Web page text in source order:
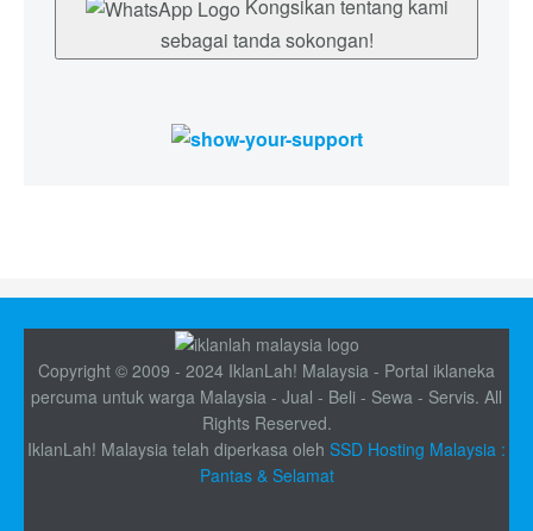
sebagai tanda sokongan!
Copyright © 2009 - 2024 IklanLah! Malaysia - Portal iklaneka
percuma untuk warga Malaysia - Jual - Beli - Sewa - Servis. All
Rights Reserved.
IklanLah! Malaysia telah diperkasa oleh SSD Hosting Malaysia :
Pantas & Selamat